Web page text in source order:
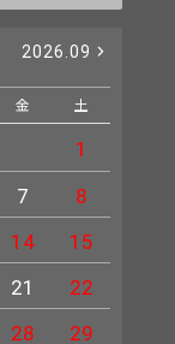
2026.09
金 土
1
7
8
14
15
21
22
28
29